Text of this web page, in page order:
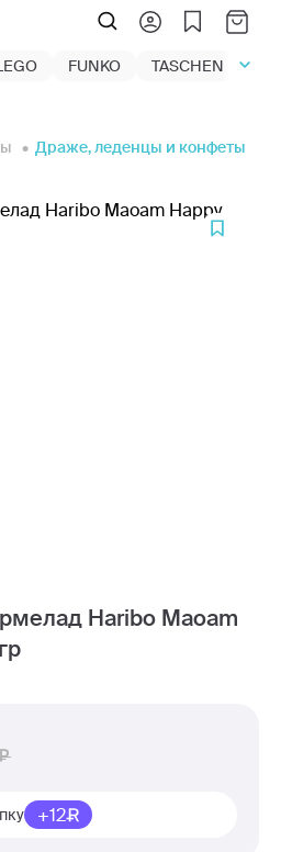
FUNKO TASCHEN
Драже, леденцы и конфеты
Haribo Maoam
+12